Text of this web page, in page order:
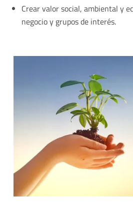
Crear valor social, ambiental y
negocio y grupos de interés.